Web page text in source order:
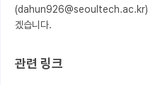
(dahun926@seoultech.ac.kr)
겠습니다.
관련 링크